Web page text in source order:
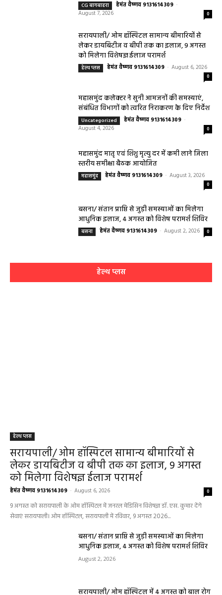
CG बागबाहरा हेमंत वैष्णव 9131614309 -
August 7, 2026
0
सरायपाली/ ओम हॉस्पिटल सामान्य बीमारियों से
लेकर डायबिटीज व बीपी तक का इलाज, 9 अगस्त
को मिलेगा विशेषज्ञ ईलाज परामर्श
हेल्थ प्लस हेमंत वैष्णव 9131614309 - August 6, 2026
0
महासमुंद कलेक्टर ने सुनी आमजनों की समस्याएं,
संबंधित विभागों को त्वरित निराकरण के दिए निर्देश
Uncategorized हेमंत वैष्णव 9131614309 -
August 4, 2026
0
महासमुंद मातृ एवं शिशु मृत्यु दर में कमी लाने जिला
स्तरीय समीक्षा बैठक आयोजित
महासमुंद हेमंत वैष्णव 9131614309 - August 3, 2026
0
बसना/ संतान प्राप्ति से जुड़ी समस्याओं का मिलेगा
आधुनिक इलाज, 4 अगस्त को विशेष परामर्श शिविर
बसना हेमंत वैष्णव 9131614309 - August 2, 2026 0
हेल्थ प्लस
हेल्थ प्लस
सरायपाली/ ओम हॉस्पिटल सामान्य बीमारियों से
लेकर डायबिटीज व बीपी तक का इलाज, 9 अगस्त
को मिलेगा विशेषज्ञ ईलाज परामर्श
हेमंत वैष्णव 9131614309 - August 6, 2026 0
9 अगस्त को सरायपाली के ओम हॉस्पिटल में जनरल मेडिसिन विशेषज्ञ डॉ. एस. कुमार देंगे
सेवाएं सरायपाली। ओम हॉस्पिटल, सरायपाली में रविवार, 9 अगस्त 2026...
बसना/ संतान प्राप्ति से जुड़ी समस्याओं का मिलेगा
आधुनिक इलाज, 4 अगस्त को विशेष परामर्श शिविर
August 2, 2026
सरायपाली/ ओम हॉस्पिटल में 4 अगस्त को बाल रोग